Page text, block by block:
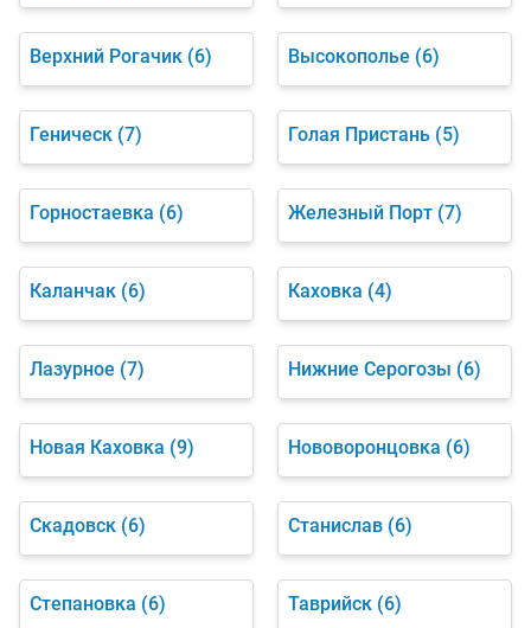
Верхний Рогачик (6) Высокополье (6)
Геническ (7) Голая Пристань (5)
Горностаевка (6) Железный Порт (7)
Каланчак (6) Каховка (4)
Лазурное (7) Нижние Серогозы (6)
Новая Каховка (9) Нововоронцовка (6)
Скадовск (6) Станислав (6)
Степановка (6) Таврийск (6)